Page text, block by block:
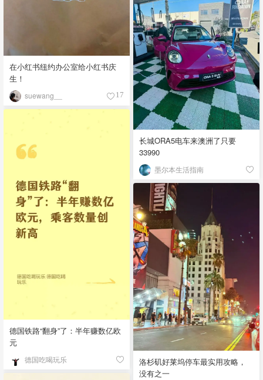
在小红书纽约办公室给小红书庆
生！
suewang__ 17
长城ORA5电车来澳洲了只要
33990
墨尔本生活指南
德国铁路“翻身”了：半年赚数亿欧
元
德国吃喝玩乐
洛杉矶好莱坞停车最实用攻略，
没有之一